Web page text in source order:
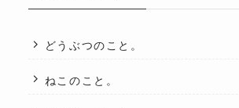
どうぶつのこと。
ねこのこと。